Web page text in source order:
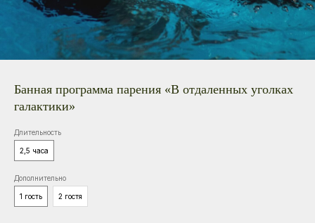
Банная программа парения «В отдаленных уголках
галактики»
Длительность
2,5 часа
Дополнительно
1 гость 2 гостя